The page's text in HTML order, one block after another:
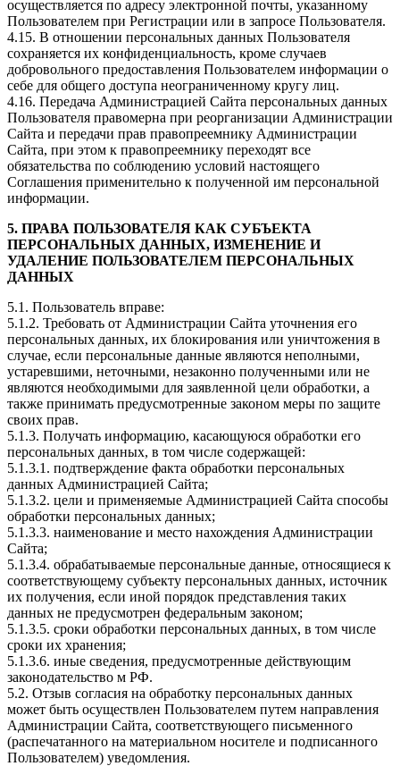
осуществляется по адресу электронной почты, указанному
Пользователем при Регистрации или в запросе Пользователя.
4.15. В отношении персональных данных Пользователя
сохраняется их конфиденциальность, кроме случаев
добровольного предоставления Пользователем информации о
себе для общего доступа неограниченному кругу лиц.
4.16. Передача Администрацией Сайта персональных данных
Пользователя правомерна при реорганизации Администрации
Сайта и передачи прав правопреемнику Администрации
Сайта, при этом к правопреемнику переходят все
обязательства по соблюдению условий настоящего
Соглашения применительно к полученной им персональной
информации.
5. ПРАВА ПОЛЬЗОВАТЕЛЯ КАК СУБЪЕКТА
ПЕРСОНАЛЬНЫХ ДАННЫХ, ИЗМЕНЕНИЕ И
УДАЛЕНИЕ ПОЛЬЗОВАТЕЛЕМ ПЕРСОНАЛЬНЫХ
ДАННЫХ
5.1. Пользователь вправе:
5.1.2. Требовать от Администрации Сайта уточнения его
персональных данных, их блокирования или уничтожения в
случае, если персональные данные являются неполными,
устаревшими, неточными, незаконно полученными или не
являются необходимыми для заявленной цели обработки, а
также принимать предусмотренные законом меры по защите
своих прав.
5.1.3. Получать информацию, касающуюся обработки его
персональных данных, в том числе содержащей:
5.1.3.1. подтверждение факта обработки персональных
данных Администрацией Сайта;
5.1.3.2. цели и применяемые Администрацией Сайта способы
обработки персональных данных;
5.1.3.3. наименование и место нахождения Администрации
Сайта;
5.1.3.4. обрабатываемые персональные данные, относящиеся к
соответствующему субъекту персональных данных, источник
их получения, если иной порядок представления таких
данных не предусмотрен федеральным законом;
5.1.3.5. сроки обработки персональных данных, в том числе
сроки их хранения;
5.1.3.6. иные сведения, предусмотренные действующим
законодательство м РФ.
5.2. Отзыв согласия на обработку персональных данных
может быть осуществлен Пользователем путем направления
Администрации Сайта, соответствующего письменного
(распечатанного на материальном носителе и подписанного
Пользователем) уведомления.